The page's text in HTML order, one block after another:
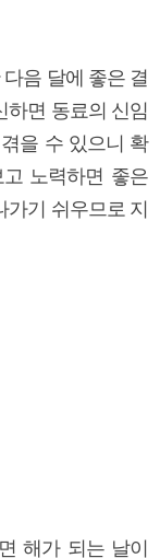
음 달에 좋은 결
하면 동료의 신임
을 수 있으니 확
노력하면 좋은
가기 쉬우므로 지
해가 되는 날이